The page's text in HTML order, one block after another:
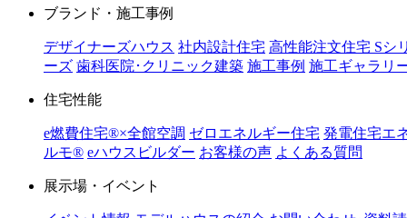
ブランド・施工事例
デザイナーズハウス 社内設計住宅 高性能注文住宅 Sシ
ーズ 歯科医院･クリニック建築 施工事例 施工ギャラリ
住宅性能
e燃費住宅®︎×全館空調 ゼロエネルギー住宅 発電住宅エ
ルモ®︎ eハウスビルダー お客様の声 よくある質問
展示場・イベント